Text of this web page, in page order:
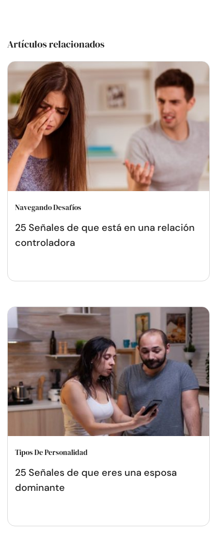
Artículos relacionados
Navegando Desafíos
25 Señales de que está en una relación
controladora
Tipos De Personalidad
25 Señales de que eres una esposa
dominante